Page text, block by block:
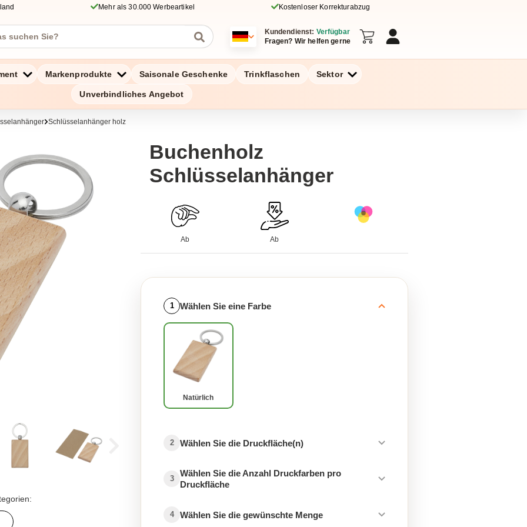
Mehr als 30.000 Werbeartikel Kostenloser Korrekturabzug
Kundendienst: Verfügbar
Fragen? Wir helfen gerne
Markenprodukte Saisonale Geschenke Trinkflaschen Sektor
Unverbindliches Angebot
Schlüsselanhänger holz
Buchenholz
Schlüsselanhänger
Ab Ab
1 Wählen Sie eine Farbe
Natürlich
2 Wählen Sie die Druckfläche(n)
3
Wählen Sie die Anzahl Druckfarben pro
Druckfläche
4 Wählen Sie die gewünschte Menge